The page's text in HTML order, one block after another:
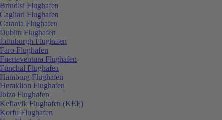
Brindisi Flughafen
Cagliari Flughafen
Catania Flughafen
Dublin Flughafen
Edinburgh Flughafen
Faro Flughafen
Fuerteventura Flughafen
Funchal Flughafen
Hamburg Flughafen
Heraklion Flughafen
Ibiza Flughafen
Keflavik Flughafen (KEF)
Korfu Flughafen